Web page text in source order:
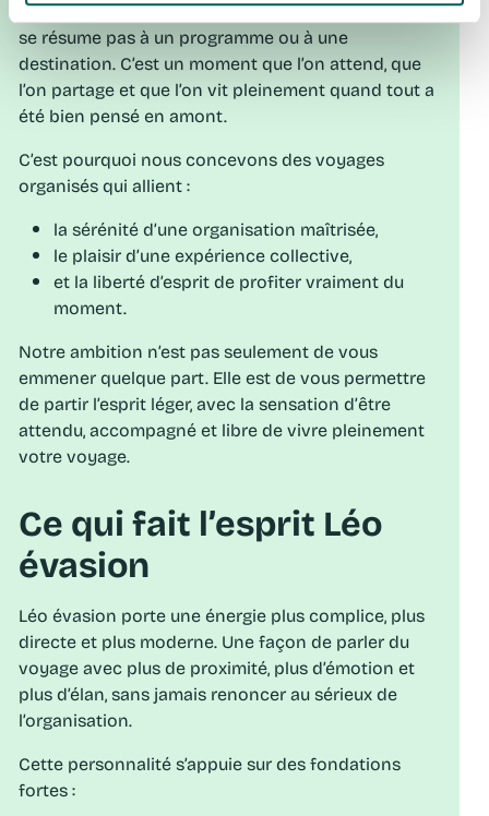
Chez Léo évasion, nous croyons qu’un voyage ne
se résume pas à un programme ou à une
destination. C’est un moment que l’on attend, que
l’on partage et que l’on vit pleinement quand tout a
été bien pensé en amont.
C’est pourquoi nous concevons des voyages
organisés qui allient :
la sérénité d’une organisation maîtrisée,
le plaisir d’une expérience collective,
et la liberté d’esprit de profiter vraiment du
moment.
Notre ambition n’est pas seulement de vous
emmener quelque part. Elle est de vous permettre
de partir l’esprit léger, avec la sensation d’être
attendu, accompagné et libre de vivre pleinement
votre voyage.
Ce qui fait l’esprit Léo
évasion
Léo évasion porte une énergie plus complice, plus
directe et plus moderne. Une façon de parler du
voyage avec plus de proximité, plus d’émotion et
plus d’élan, sans jamais renoncer au sérieux de
l’organisation.
Cette personnalité s’appuie sur des fondations
fortes :